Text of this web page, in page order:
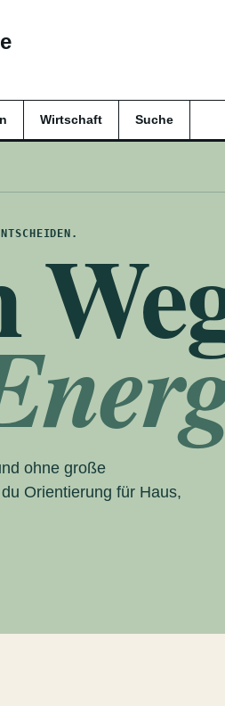
Wirtschaft Suche
ohne große
Orientierung für Haus,